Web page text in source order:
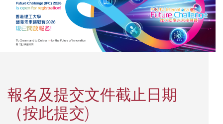
報名及提交文件截止日期
（按此提交)